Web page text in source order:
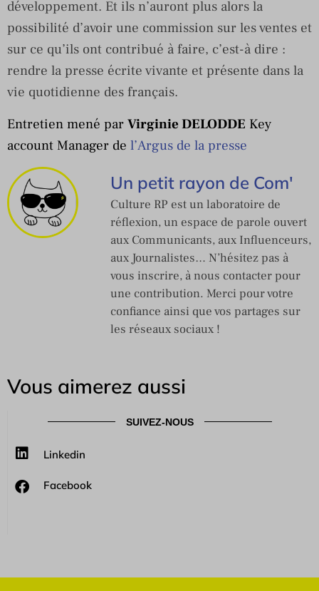
développement. Et ils n’auront plus alors la
possibilité d’avoir une commission sur les ventes et
sur ce qu’ils ont contribué à faire, c’est-à dire :
rendre la presse écrite vivante et présente dans la
vie quotidienne des français.
Entretien mené par Virginie DELODDE Key
account Manager de l’Argus de la presse
Un petit rayon de Com'
Culture RP est un laboratoire de
réflexion, un espace de parole ouvert
aux Communicants, aux Influenceurs,
aux Journalistes… N’hésitez pas à
vous inscrire, à nous contacter pour
une contribution. Merci pour votre
confiance ainsi que vos partages sur
les réseaux sociaux !
Vous aimerez aussi
SUIVEZ-NOUS
Linkedin
Facebook